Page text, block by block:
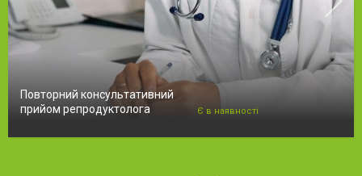
Повторний консультативний
прийом репродуктолога
Є в наявності